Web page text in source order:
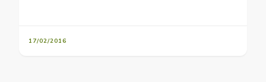
17/02/2016